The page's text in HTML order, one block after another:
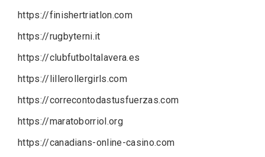
https://finishertriatlon.com
https://rugbyterni.it
https://clubfutboltalavera.es
https://lillerollergirls.com
https://correcontodastusfuerzas.com
https://maratoborriol.org
https://canadians-online-casino.com